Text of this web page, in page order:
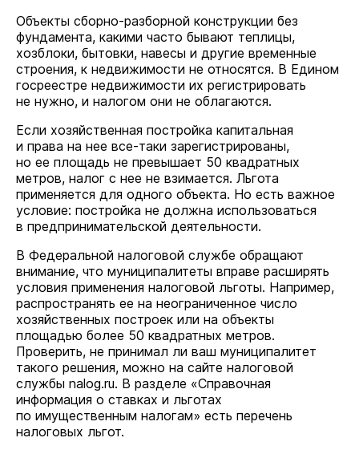
Объекты сборно-разборной конструкции без
фундамента, какими часто бывают теплицы,
хозблоки, бытовки, навесы и другие временные
строения, к недвижимости не относятся. В Едином
госреестре недвижимости их регистрировать
не нужно, и налогом они не облагаются.
Если хозяйственная постройка капитальная
и права на нее все-таки зарегистрированы,
но ее площадь не превышает 50 квадратных
метров, налог с нее не взимается. Льгота
применяется для одного объекта. Но есть важное
условие: постройка не должна использоваться
в предпринимательской деятельности.
В Федеральной налоговой службе обращают
внимание, что муниципалитеты вправе расширять
условия применения налоговой льготы. Например,
распространять ее на неограниченное число
хозяйственных построек или на объекты
площадью более 50 квадратных метров.
Проверить, не принимал ли ваш муниципалитет
такого решения, можно на сайте налоговой
службы nalog.ru. В разделе «Справочная
информация о ставках и льготах
по имущественным налогам» есть перечень
налоговых льгот.